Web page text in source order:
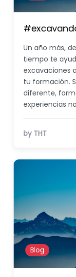
Un año más,
tiempo te
excavaciones
tu formación.
diferente,
experiencias
by THT
Blog